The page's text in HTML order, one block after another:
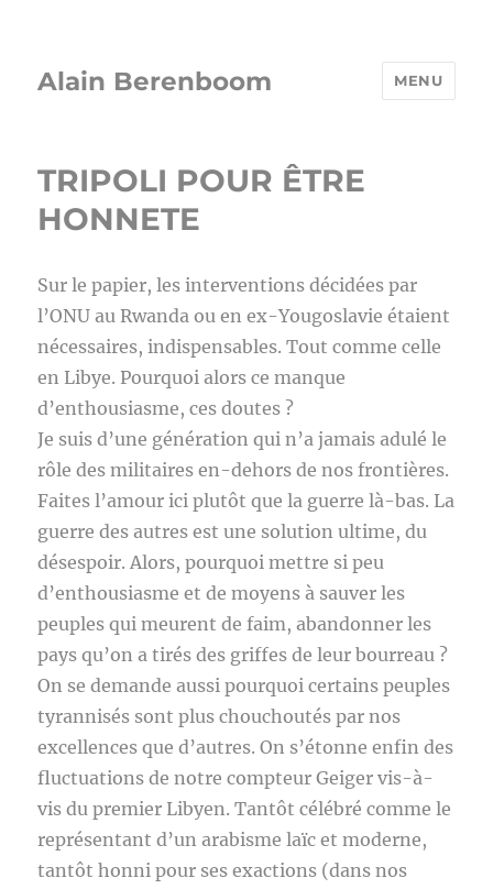
Alain Berenboom MENU
TRIPOLI POUR ÊTRE
HONNETE
Sur le papier, les interventions décidées par
l’ONU au Rwanda ou en ex-Yougoslavie étaient
nécessaires, indispensables. Tout comme celle
en Libye. Pourquoi alors ce manque
d’enthousiasme, ces doutes ?
Je suis d’une génération qui n’a jamais adulé le
rôle des militaires en-dehors de nos frontières.
Faites l’amour ici plutôt que la guerre là-bas. La
guerre des autres est une solution ultime, du
désespoir. Alors, pourquoi mettre si peu
d’enthousiasme et de moyens à sauver les
peuples qui meurent de faim, abandonner les
pays qu’on a tirés des griffes de leur bourreau ?
On se demande aussi pourquoi certains peuples
tyrannisés sont plus chouchoutés par nos
excellences que d’autres. On s’étonne enfin des
fluctuations de notre compteur Geiger vis-à-
vis du premier Libyen. Tantôt célébré comme le
représentant d’un arabisme laïc et moderne,
tantôt honni pour ses exactions (dans nos